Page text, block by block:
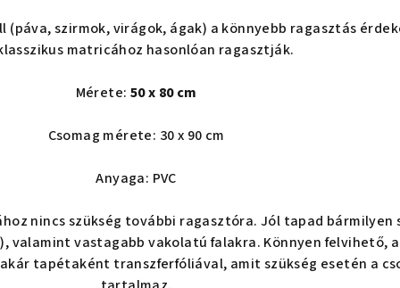
(páva, szirmok, virágok, ágak) a könnyebb ragasztás
matricához hasonlóan ragasztják.
Mérete: 50 x 80 cm
Csomag mérete: 30 x 90 cm
Anyaga: PVC
nincs szükség további ragasztóra. Jól tapad bármilyen
valamint vastagabb vakolatú falakra. Könnyen felvihető,
tapétaként transzferfóliával, amit szükség esetén a